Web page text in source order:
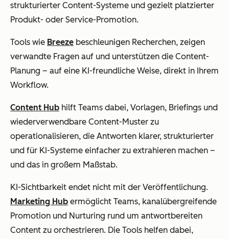
strukturierter Content-Systeme und gezielt platzierter
Produkt- oder Service-Promotion.
Tools wie Breeze beschleunigen Recherchen, zeigen
verwandte Fragen auf und unterstützen die Content-
Planung – auf eine KI-freundliche Weise, direkt in Ihrem
Workflow.
Content Hub hilft Teams dabei, Vorlagen, Briefings und
wiederverwendbare Content-Muster zu
operationalisieren, die Antworten klarer, strukturierter
und für KI-Systeme einfacher zu extrahieren machen –
und das in großem Maßstab.
KI-Sichtbarkeit endet nicht mit der Veröffentlichung.
Marketing Hub ermöglicht Teams, kanalübergreifende
Promotion und Nurturing rund um antwortbereiten
Content zu orchestrieren. Die Tools helfen dabei,